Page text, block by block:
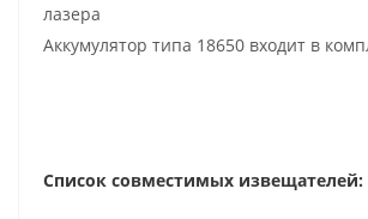
лазера
Аккумулятор типа 18650 входит в
Список совместимых извещателей: